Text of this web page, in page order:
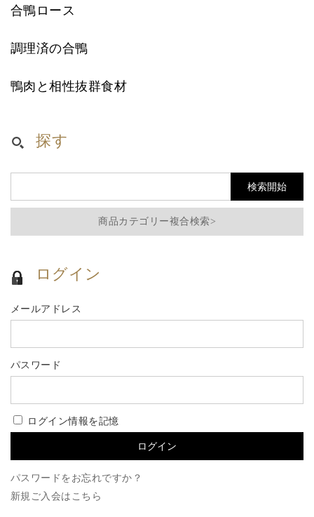
合鴨ロース
調理済の合鴨
鴨肉と相性抜群食材
探す
商品カテゴリー複合検索>
ログイン
メールアドレス
パスワード
ログイン情報を記憶
パスワードをお忘れですか？
新規ご入会はこちら